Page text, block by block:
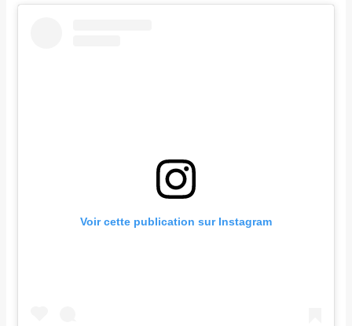
Voir cette publication sur Instagram